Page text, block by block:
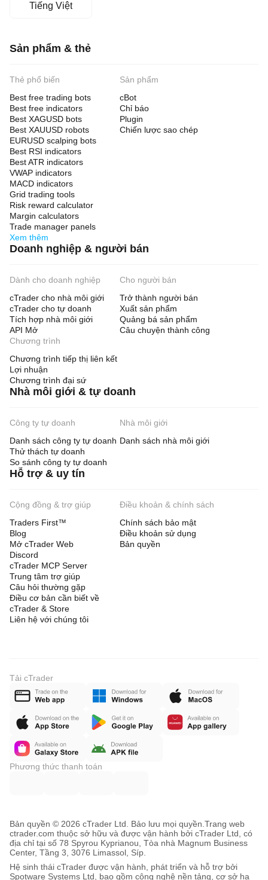
Tiếng Việt
Sản phẩm & thẻ
Thẻ phổ biến
Best free trading bots
Best free indicators
Best XAGUSD bots
Best XAUUSD robots
EURUSD scalping bots
Best RSI indicators
Best ATR indicators
VWAP indicators
MACD indicators
Grid trading tools
Risk reward calculator
Margin calculators
Trade manager panels
Xem thêm
Sản phẩm
cBot
Chỉ báo
Plugin
Chiến lược sao chép
Doanh nghiệp & người bán
Dành cho doanh nghiệp
cTrader cho nhà môi giới
cTrader cho tự doanh
Tích hợp nhà môi giới
API Mở
Cho người bán
Trở thành người bán
Xuất sản phẩm
Quảng bá sản phẩm
Câu chuyện thành công
Chương trình
Chương trình tiếp thị liên kết
Lợi nhuận
Chương trình đại sứ
Nhà môi giới & tự doanh
Công ty tự doanh
Danh sách công ty tự doanh
Thử thách tự doanh
So sánh công ty tự doanh
Nhà môi giới
Danh sách nhà môi giới
Hỗ trợ & uy tín
Cộng đồng & trợ giúp
Traders First™
Blog
Mở cTrader Web
Discord
cTrader MCP Server
Trung tâm trợ giúp
Câu hỏi thường gặp
Điều cơ bản cần biết về
cTrader & Store
Liên hệ với chúng tôi
Điều khoản & chính sách
Chính sách bảo mật
Điều khoản sử dụng
Bản quyền
Tải cTrader
Phương thức thanh toán
Bản quyền © 2026 cTrader Ltd. Bảo lưu mọi quyền. Trang web
ctrader.com thuộc sở hữu và được vận hành bởi cTrader Ltd, có
địa chỉ tại số 78 Spyrou Kyprianou, Tòa nhà Magnum Business
Center, Tầng 3, 3076 Limassol, Síp.
Hệ sinh thái cTrader được vận hành, phát triển và hỗ trợ bởi
Spotware Systems Ltd, bao gồm công nghệ nền tảng, cơ sở hạ